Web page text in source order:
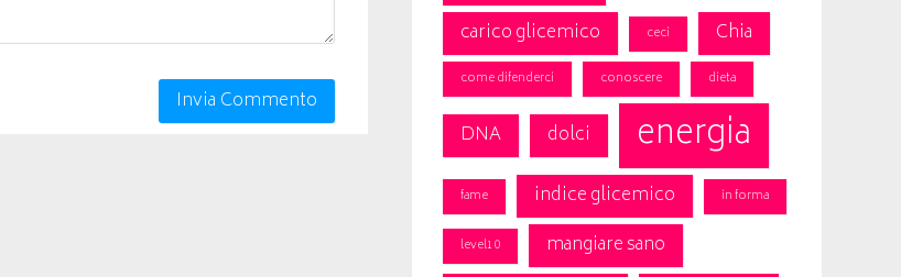
carico glicemico
ceci Chia
come difenderci conoscere dieta
DNA dolci energia
fame indice glicemico in forma
level10
mangiare sano